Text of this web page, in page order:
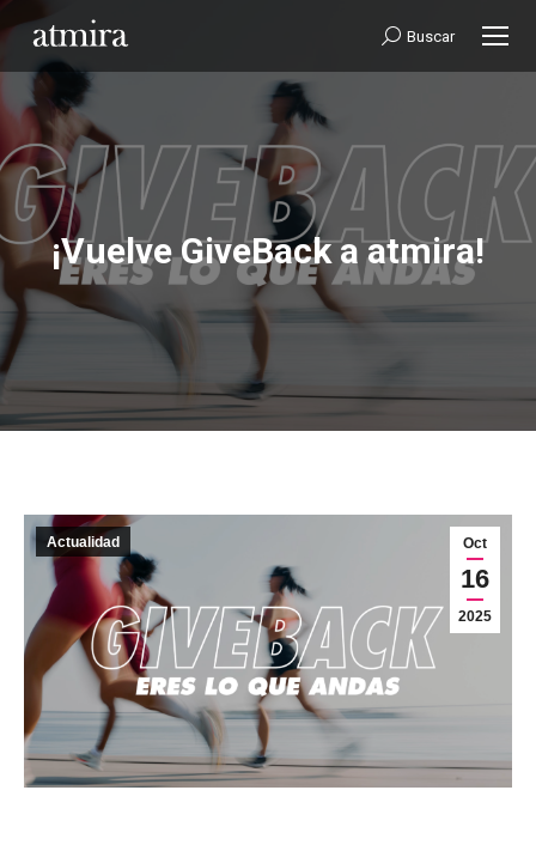
Buscar:
Buscar
¡Vuelve GiveBack a atmira!
Estás aquí:
Oct
16
2025
Actualidad